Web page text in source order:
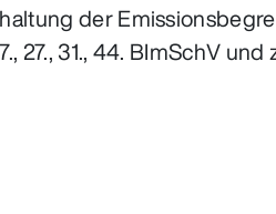
der
27., 31., 44. BImSchV